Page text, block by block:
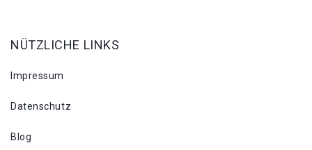
NÜTZLICHE LINKS
Impressum
Datenschutz
Blog